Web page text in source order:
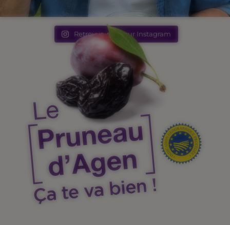
Retrouve-nous sur Instagram